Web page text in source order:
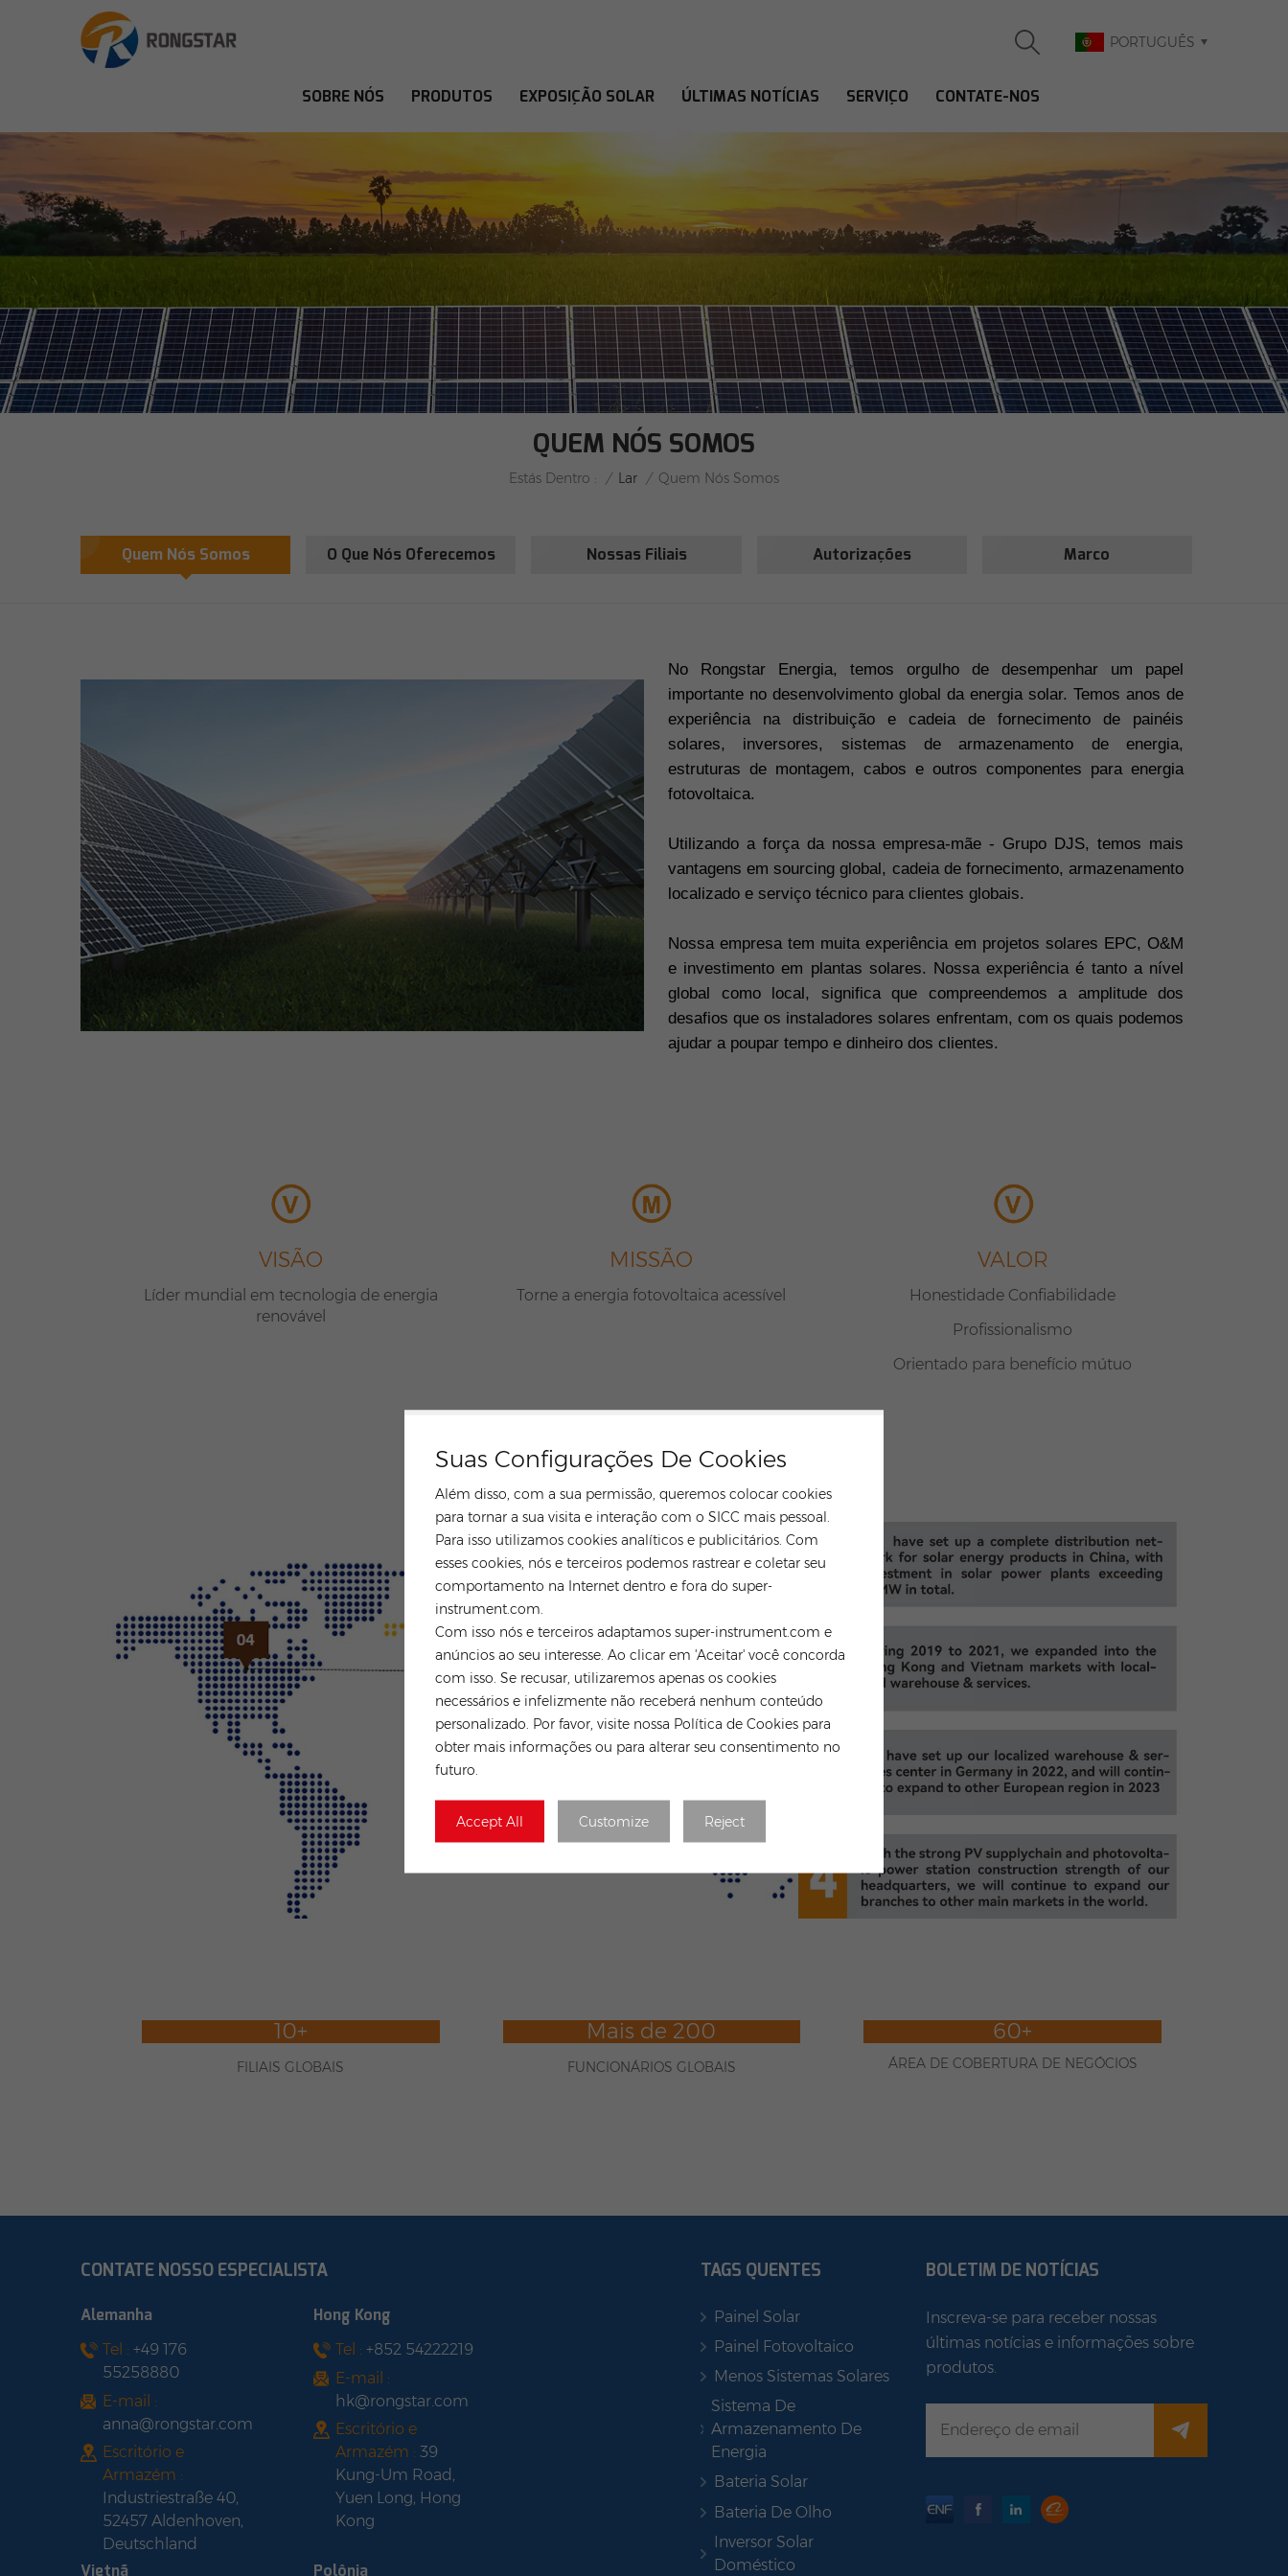
Suas Configurações De Cookies
Além disso, com a sua permissão, queremos colocar cookies
para tornar a sua visita e interação com o SICC mais pessoal.
Para isso utilizamos cookies analíticos e publicitários. Com
esses cookies, nós e terceiros podemos rastrear e coletar seu
comportamento na Internet dentro e fora do super-
instrument.com.
Com isso nós e terceiros adaptamos super-instrument.com e
anúncios ao seu interesse. Ao clicar em 'Aceitar' você concorda
com isso. Se recusar, utilizaremos apenas os cookies
necessários e infelizmente não receberá nenhum conteúdo
personalizado. Por favor, visite nossa Política de Cookies para
obter mais informações ou para alterar seu consentimento no
futuro.
Accept All Customize Reject
PORTUGUÊS
SOBRE NÓS PRODUTOS EXPOSIÇÃO SOLAR ÚLTIMAS NOTÍCIAS SERVIÇO CONTATE-NOS
QUEM NÓS SOMOS
Estás Dentro : / Lar / Quem Nós Somos
Quem Nós Somos O Que Nós Oferecemos Nossas Filiais Autorizações Marco
No Rongstar Energia, temos orgulho de desempenhar um papel
importante no desenvolvimento global da energia solar. Temos anos de
experiência na distribuição e cadeia de fornecimento de painéis
solares, inversores, sistemas de armazenamento de energia,
estruturas de montagem, cabos e outros componentes para energia
fotovoltaica.
Utilizando a força da nossa empresa-mãe - Grupo DJS, temos mais
vantagens em sourcing global, cadeia de fornecimento, armazenamento
localizado e serviço técnico para clientes globais.
Nossa empresa tem muita experiência em projetos solares EPC, O&M
e investimento em plantas solares. Nossa experiência é tanto a nível
global como local, significa que compreendemos a amplitude dos
desafios que os instaladores solares enfrentam, com os quais podemos
ajudar a poupar tempo e dinheiro dos clientes.
VISÃO
Líder mundial em tecnologia de energia
renovável
MISSÃO
Torne a energia fotovoltaica acessível
VALOR
Honestidade Confiabilidade
Profissionalismo
Orientado para benefício mútuo
RONGSTAR GLOBAL
10+
FILIAIS GLOBAIS
Mais de 200
FUNCIONÁRIOS GLOBAIS
60+
ÁREA DE COBERTURA DE NEGÓCIOS
CONTATE NOSSO ESPECIALISTA
Alemanha
Tel : +49 176
55258880
E-mail :
anna@rongstar.com
Escritório e
Armazém :
Industriestraße 40,
52457 Aldenhoven,
Deutschland
Hong Kong
Tel :+852 54222219
E-mail :
hk@rongstar.com
Escritório e
Armazém :39
Kung-Um Road,
Yuen Long, Hong
Kong
Vietnã Polônia
TAGS QUENTES
Painel Solar
Painel Fotovoltaico
Menos Sistemas Solares
Sistema De
Armazenamento De
Energia
Bateria Solar
Bateria De Olho
Inversor Solar
Doméstico
BOLETIM DE NOTÍCIAS
Inscreva-se para receber nossas
últimas notícias e informações sobre
produtos.